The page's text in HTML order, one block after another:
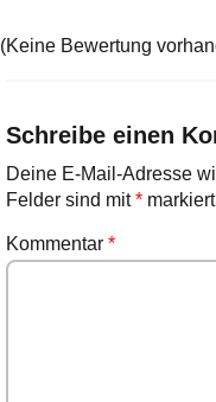
(Keine Bewertung
Schreibe einen
Deine E-Mail-Adresse
Felder sind mit*markiert
Kommentar *